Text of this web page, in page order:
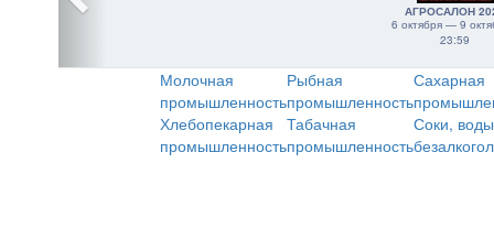
АГРОСАЛОН
6 октября — 9
23:59
Молочная
промышленность
Рыбная
промышленность
Сахарная
Хлебопекарная
промышленность
Табачная
промышленность
Соки,